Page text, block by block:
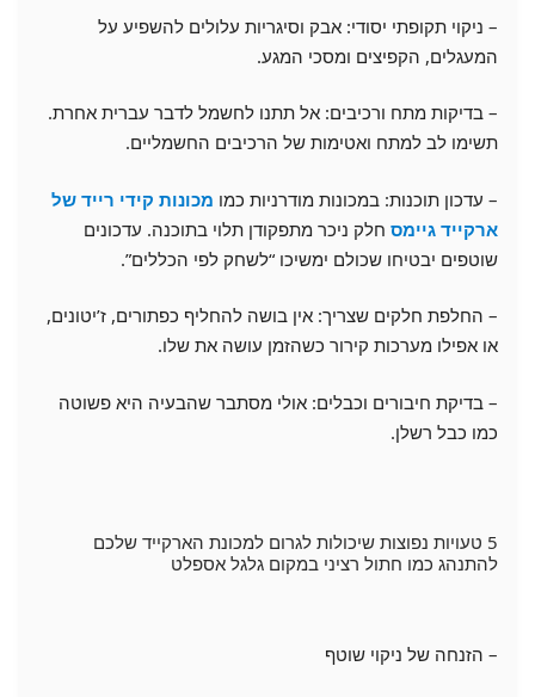
– ניקוי תקופתי יסודי: אבק וסיגריות עלולים להשפיע על
המעגלים, הקפיצים ומסכי המגע.
– בדיקות מתח ורכיבים: אל תתנו לחשמל לדבר עברית אחרת.
תשימו לב למתח ואטימות של הרכיבים החשמליים.
– עדכון תוכנות: במכונות מודרניות כמו מכונות קידי רייד של
ארקייד גיימס חלק ניכר מתפקודן תלוי בתוכנה. עדכונים
שוטפים יבטיחו שכולם ימשיכו “לשחק לפי הכללים”.
– החלפת חלקים שצריך: אין בושה להחליף כפתורים, ז’יטונים,
או אפילו מערכות קירור כשהזמן עושה את שלו.
– בדיקת חיבורים וכבלים: אולי מסתבר שהבעיה היא פשוטה
כמו כבל רשלן.
5 טעויות נפוצות שיכולות לגרום למכונת הארקייד שלכם
להתנהג כמו חתול רציני במקום גלגל אספלט
– הזנחה של ניקוי שוטף